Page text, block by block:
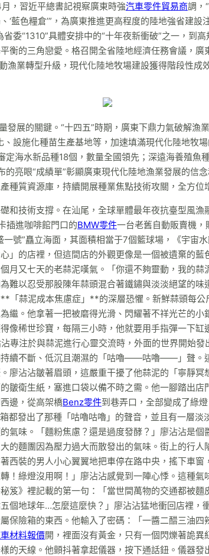
，習近平總書記視察廣東時強汽車零件貿易商調，
‘藍色糧倉’”，為廣東推進更高程度的陸地強省建
委“1310”具體安排中的“十年夜新衝破”之一，到
衡的三角戀愛。格召開全省陸地經濟任務會議，
漁業轉型升級，現代化陸地牧場建設獲得階段性成
發展的關鍵。“十四五”時期，廣東下鼎力氣破解漁
設施化種苗生產基地等，加速填滿現代化陸地牧
海水新品種18個，數量全國領先；深遠海養殖魚
亮眼“成績單”彰顯廣東現代化陸地漁業發展的信
種質資源庫，持續開展種業焦點技術攻關，全方位
和技術支撐。在汕尾，全球單體最年夜抗臺型風漁
插進咖啡館門口的BMW零件一台老舊自動販賣機，
號”矗立海面，其面積相當于7個籃球場，《宇宙
」的店裡，但這間店的外觀更像是一個被遺棄的
月又七天的老蒜泥嘆氣。「你還不夠靈動，我的
難以忍受那股陳年蒜頭混合著鐵鏽與淡淡絕望的味
「蒜泥成本焦慮症」**的深層恐懼。新鮮蒜頭每
繼。他拿著一把被磨得光滑、閃耀著不祥光芒的
像稀世珍寶，每隔三小時，他就要用手指彈一下缸
專注於與蒜泥進行心靈交流時，外面的世界開始發
續不斷、低沉且潮濕的「咕嚕——咕嚕——」聲。
廖沾沾皺著眉頭，這嚴重干擾了他蒜泥的「寧靜
皺衛生紙，塞進口袋以備不時之需。他一腳踏出
邊，從高架橋Benz零件到巷弄口，全部變成了綠
箱都發出了那種「咕嚕咕嚕」的聲音，並且有一層淡
味。「麵粉焦慮？還是過度發酵？」廖沾沾是個
的麵團因為壓力過大而散發出的氣味。街上的行
西裝的男人小心翼翼地把車停在路中央，搖下車窗
！綠燈沒用啊！」廖沾沾感覺到一陣心悸。這種
笈》裡記載的第一句：「當世間萬物的交通都被麵
個地球年…怎麼這麼快？」廖沾沾猛地衝回店裡，
保險箱的東西。他輸入了密碼：「一醬二醋三油
材料報價開，裡面沒有黃金，只有一個閃爍著詭
的天線。他顫抖著拿起儀器，按下通話鈕。儀器